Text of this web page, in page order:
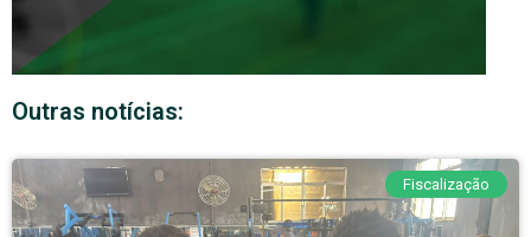
Outras notícias:
Fiscalização